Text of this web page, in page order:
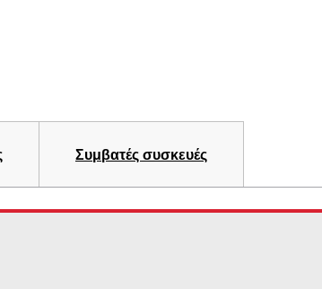
Συμβατές συσκευές